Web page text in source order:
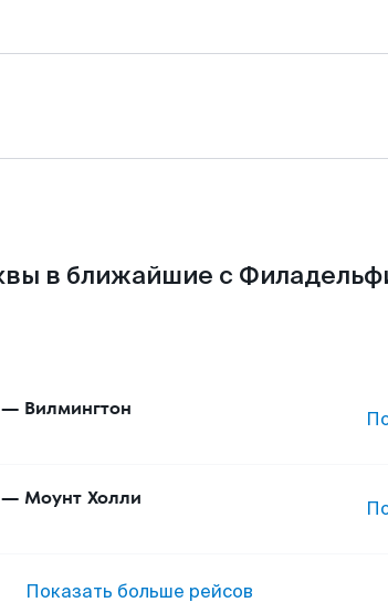
в ближайшие с
— Вилмингтон
— Моунт Холли
Показать больше рейсов